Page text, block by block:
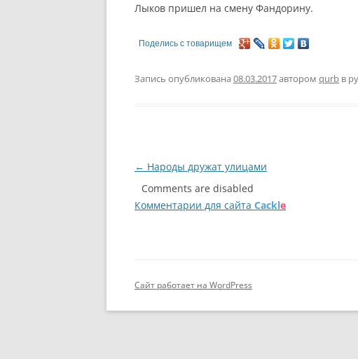
Лыков пришел на смену Фандорину.
Поделись с товарищем
Запись опубликована 08.03.2017автором qurb в
Навигация
по
записям
← Народы дружат улицами
Comments are disabled
Комментарии для сайта Cackle
Сайт работает на WordPress